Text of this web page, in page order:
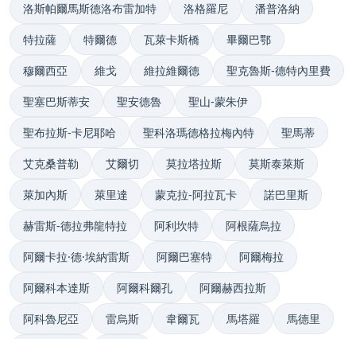
洛斯帕爾馬斯德洛布雷加特 洛格羅尼 潘普洛納
特拉薩 特爾德 瓦萊卡斯橋 畢爾巴鄂
穆爾西亞 維戈 維拉維爾德 聖克魯斯-德特內里費
聖塞巴斯蒂安 聖安德魯 聖山-蒙朱伊
聖布拉斯-卡尼耶哈 聖科洛瑪德格拉梅內特 聖馬蒂
艾克桑普勒 艾爾切 莫拉塔拉斯 莫斯泰萊斯
萊加內斯 萊里達 蒙克拉-阿拉瓦卡 諾巴里斯
赫雷斯-德拉弗龍特拉 阿利坎特 阿根薩烏拉
阿爾卡拉·德·埃納雷斯 阿爾巴塞特 阿爾梅拉
阿爾科本達斯 阿爾科爾孔 阿爾赫西拉斯
阿科魯尼亞 雷烏斯 韋爾瓦 馬塔羅 馬德里